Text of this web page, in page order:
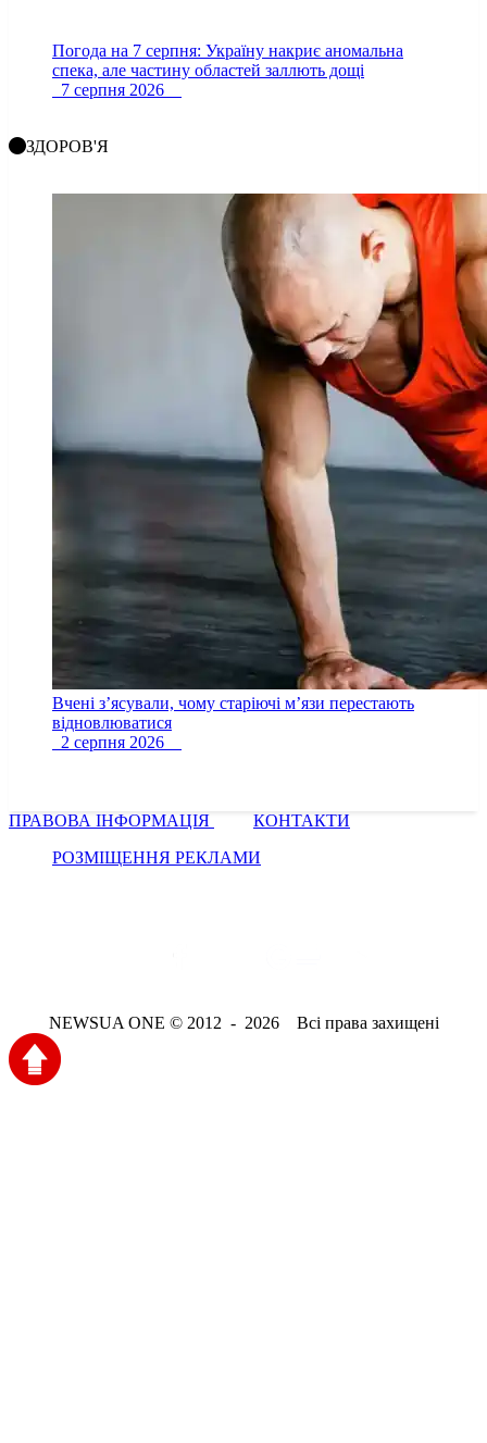
Погода на 7 серпня: Україну накриє аномальна
спека, але частину областей заллють дощі
7 серпня 2026
ЗДОРОВ'Я
Вчені з’ясували, чому старіючі м’язи перестають
відновлюватися
2 серпня 2026
ПРАВОВА ІНФОРМАЦІЯ
КОНТАКТИ
РОЗМІЩЕННЯ РЕКЛАМИ
NEWSUA ONE © 2012 - 2026 Всі права захищені